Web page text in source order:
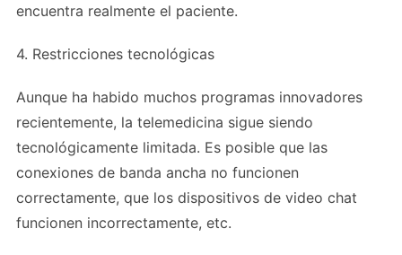
encuentra realmente el paciente.
4. Restricciones tecnológicas
Aunque ha habido muchos programas innovadores
recientemente, la telemedicina sigue siendo
tecnológicamente limitada. Es posible que las
conexiones de banda ancha no funcionen
correctamente, que los dispositivos de video chat
funcionen incorrectamente, etc.